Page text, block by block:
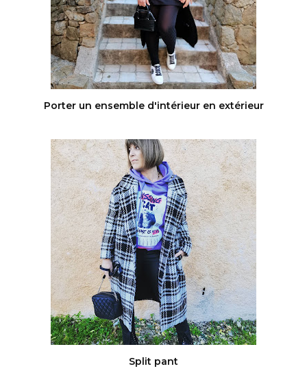
Porter un ensemble d'intérieur en extérieur
Split pant